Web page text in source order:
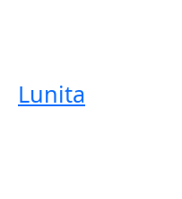
Lunita